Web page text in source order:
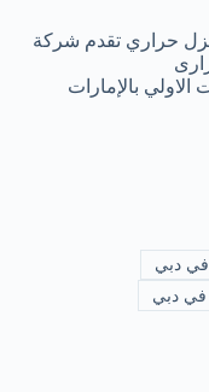
اسطح في دبي |0555225140| عزل حراري تقدم شركة
بالإمارات
دبي
دبي